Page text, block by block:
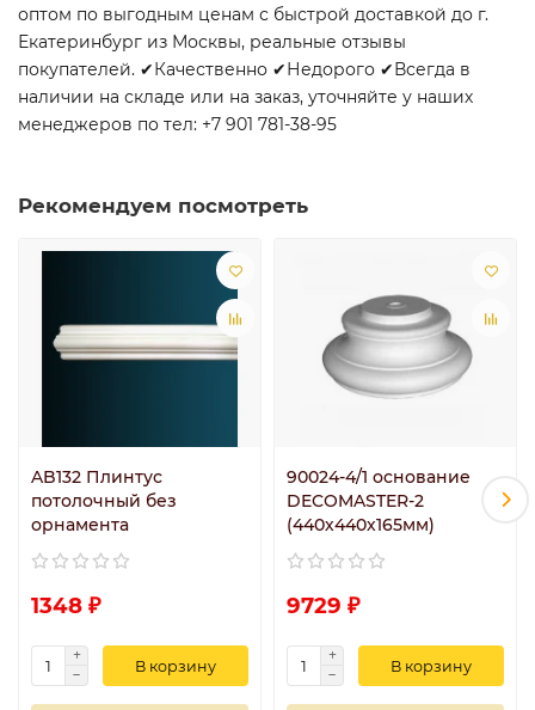
оптом по выгодным ценам с быстрой доставкой до г.
Екатеринбург из Москвы, реальные отзывы
покупателей. ✔Качественно ✔Недорого ✔Всегда в
наличии на складе или на заказ, уточняйте у наших
менеджеров по тел: +7 901 781-38-95
Рекомендуем посмотреть
AB132 Плинтус
потолочный без
орнамента
1348 ₽
В корзину
90024-4/1 основание
DECOMASTER-2
(440х440х165мм)
9729 ₽
В корзину